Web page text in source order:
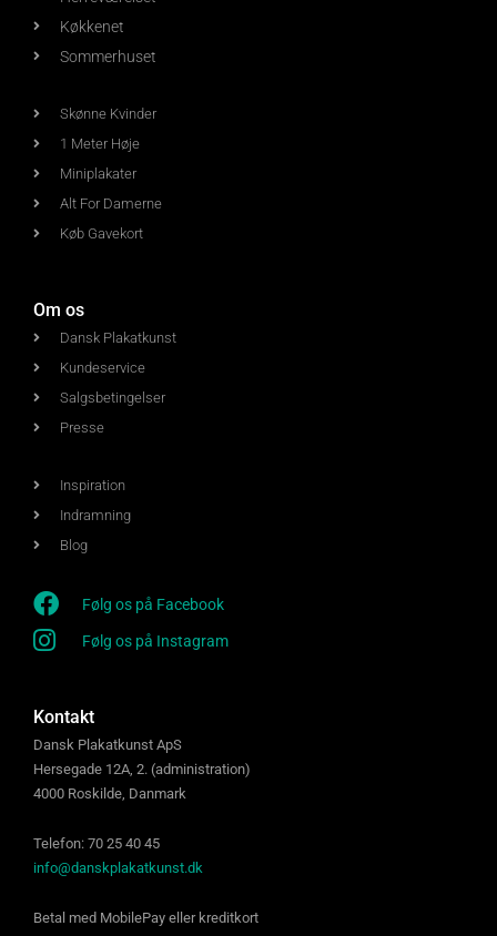
Køkkenet
Sommerhuset
Skønne Kvinder
1 Meter Høje
Miniplakater
Alt For Damerne
Køb Gavekort
Om os
Dansk Plakatkunst
Kundeservice
Salgsbetingelser
Presse
Inspiration
Indramning
Blog
Følg os på Facebook
Følg os på Instagram
Kontakt
Dansk Plakatkunst ApS
Hersegade 12A, 2. (administration)
4000 Roskilde, Danmark
Telefon: 70 25 40 45
info@danskplakatkunst.dk
Betal med MobilePay eller kreditkort